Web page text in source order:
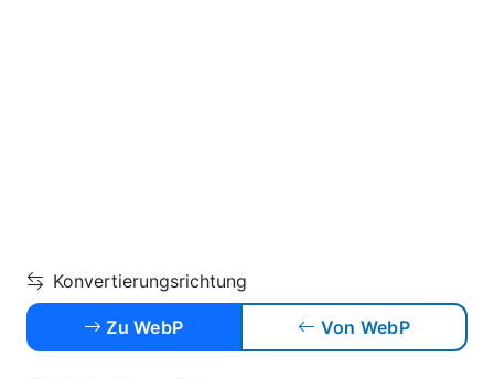
Konvertierungsrichtung
Zu WebP Von WebP